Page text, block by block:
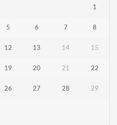
1
5 6 7 8
12 13 14 15
19 20 21 22
26 27 28 29